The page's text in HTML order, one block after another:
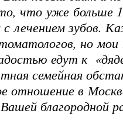
что уже больше
лечением зубов.
но мои
едут к
семейная
отношение в
благородной